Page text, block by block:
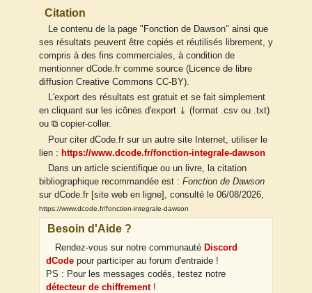
Citation
Le contenu de la page "Fonction de Dawson" ainsi que
ses résultats peuvent être copiés et réutilisés librement, y
compris à des fins commerciales, à condition de
mentionner dCode.fr comme source (Licence de libre
diffusion Creative Commons CC-BY).
L'export des résultats est gratuit et se fait simplement
en cliquant sur les icônes d'export ⤓ (format .csv ou .txt)
ou ⧉ copier-coller.
Pour citer dCode.fr sur un autre site Internet, utiliser le
lien : https://www.dcode.fr/fonction-integrale-dawson
Dans un article scientifique ou un livre, la citation
bibliographique recommandée est : Fonction de Dawson
sur dCode.fr [site web en ligne], consulté le 06/08/2026,
https://www.dcode.fr/fonction-integrale-dawson
Besoin d'Aide ?
Rendez-vous sur notre communauté Discord
dCode pour participer au forum d'entraide !
PS : Pour les messages codés, testez notre
détecteur de chiffrement!